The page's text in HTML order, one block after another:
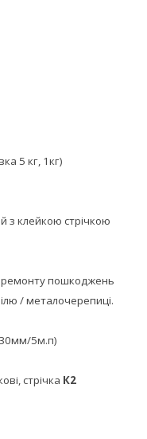
5 кг, 1кг)
з клейкою стрічкою
ремонту пошкоджень
/ металочерепиці.
5м.п)
стрічка К2